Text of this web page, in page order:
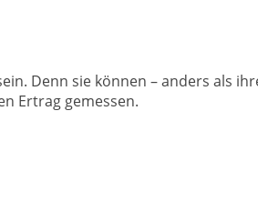
Denn sie können – anders als
Ertrag gemessen.